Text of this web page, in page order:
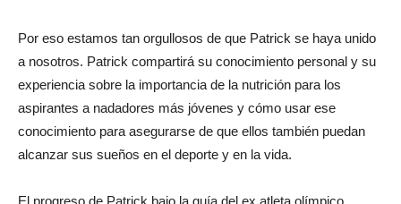
Por eso estamos tan orgullosos de que Patrick se haya unido
a nosotros. Patrick compartirá su conocimiento personal y su
experiencia sobre la importancia de la nutrición para los
aspirantes a nadadores más jóvenes y cómo usar ese
conocimiento para asegurarse de que ellos también puedan
alcanzar sus sueños en el deporte y en la vida.
El progreso de Patrick bajo la guía del ex atleta olímpico,